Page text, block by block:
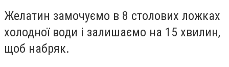
Желатин замочуємо в 8 столових ложках
холодної води і залишаємо на 15 хвилин,
щоб набряк.